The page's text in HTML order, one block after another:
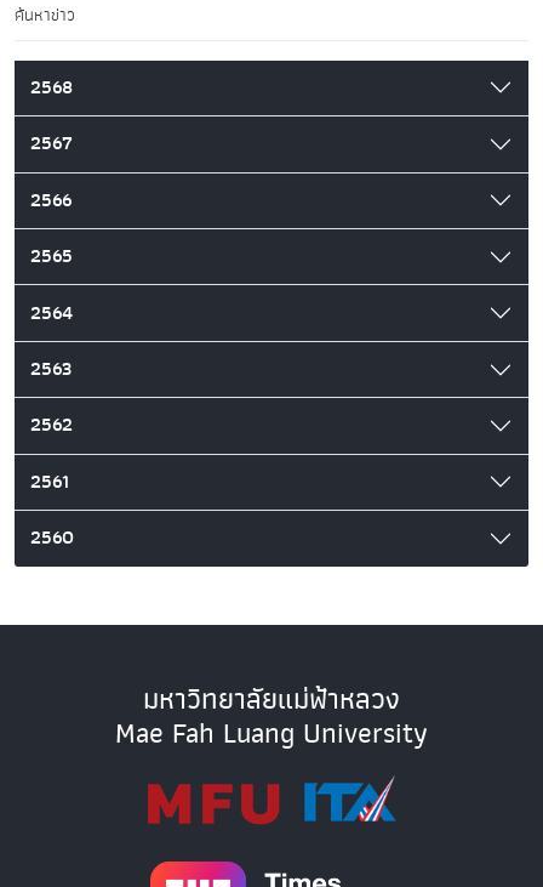
ค้นหาข่าว
2568
2567
2566
2565
2564
2563
2562
2561
2560
มหาวิทยาลัยแม่ฟ้าหลวง
Mae Fah Luang University